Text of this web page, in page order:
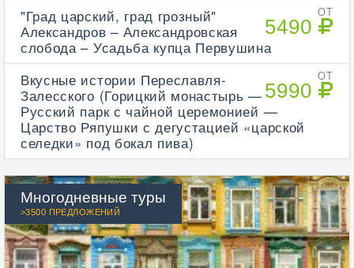
ОТ
5490
"Град царский, град грозный"
Александров – Александровская
слобода – Усадьба купца Первушина
ОТ
5990
Вкусные истории Переславля-
Залесского (Горицкий монастырь —
Русский парк с чайной церемонией —
Царство Ряпушки с дегустацией «царской
селедки» под бокал пива)
Многодневные туры
>3500 ПРЕДЛОЖЕНИЙ